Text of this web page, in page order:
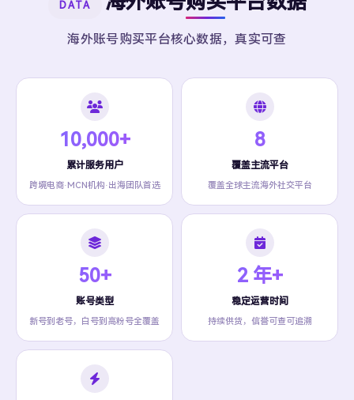
DATA
海外账号购买平台核心数据，真实可查
10,000+
累计服务用户
跨境电商·MCN机构·出海团队首选
8
覆盖主流平台
覆盖全球主流海外社交平台
50+
账号类型
新号到老号，白号到高粉号全覆盖
2 年+
稳定运营时间
持续供货，信誉可查可追溯